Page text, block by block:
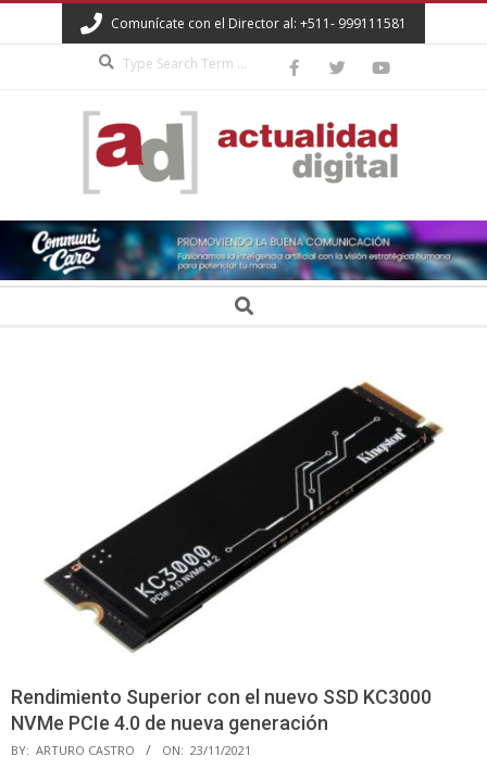
to
Comunícate con el Director al: +511- 999111581
ACTUALIDAD
DIGITAL Search
Rendimiento Superior con el nuevo SSD KC3000
NVMe PCIe 4.0 de nueva generación
BY: ARTURO CASTRO ON: 23/11/2021